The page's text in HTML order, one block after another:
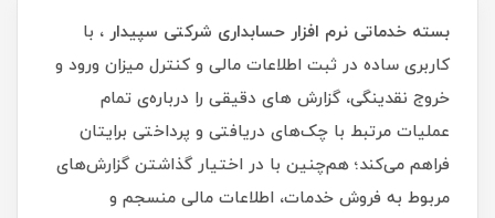
بسته خدماتی نرم افزار حسابداری شرکتی سپیدار ، با
کاربری ساده در ثبت اطلاعات مالی و کنترل میزان ورود و
خروج نقدینگی، گزارش های دقیقی را درباره‌ی تمام
عملیات مرتبط با چک‌های دریافتی و پرداختی برایتان
فراهم می‌کند؛ هم‌چنین با در اختیار گذاشتن گزارش‌های
مربوط به فروش خدمات، اطلاعات مالی منسجم و